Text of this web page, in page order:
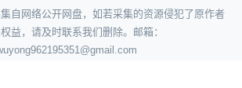
自网络公开网盘，如若采集的资源侵犯了原作者
益，请及时联系我们删除。邮箱：